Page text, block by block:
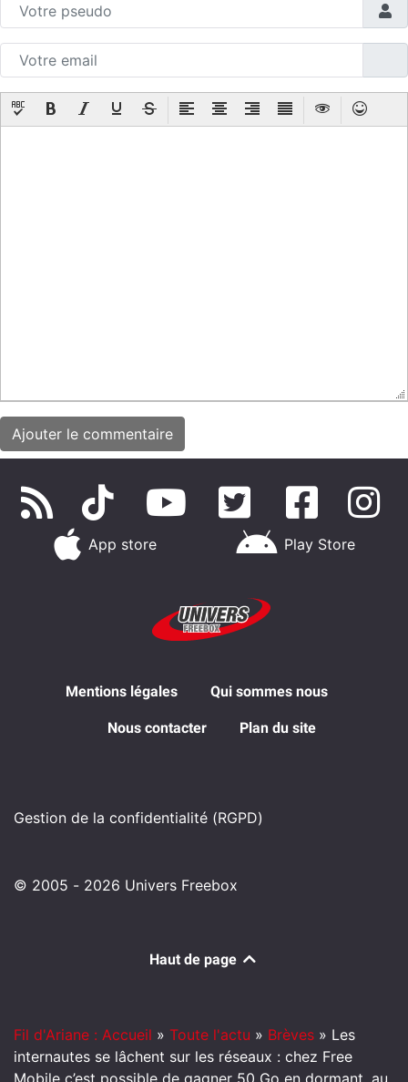
App store Play Store
Mentions légales Qui sommes nous
Nous contacter Plan du site
Gestion de la confidentialité (RGPD)
© 2005 - 2026 Univers Freebox
Haut de page
Fil d'Ariane : Accueil » Toute l'actu » Brèves » Les
internautes se lâchent sur les réseaux : chez Free